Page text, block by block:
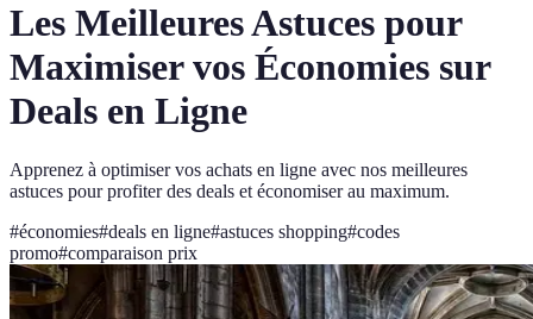
Les Meilleures Astuces pour
Maximiser vos Économies sur
Deals en Ligne
Apprenez à optimiser vos achats en ligne avec nos meilleures
astuces pour profiter des deals et économiser au maximum.
#économies#deals en ligne#astuces shopping#codes
promo#comparaison prix